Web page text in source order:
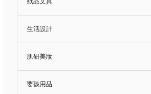
生活設計
肌研美妝
嬰孩用品